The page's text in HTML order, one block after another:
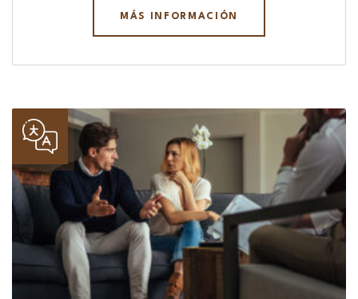
MÁS INFORMACIÓN